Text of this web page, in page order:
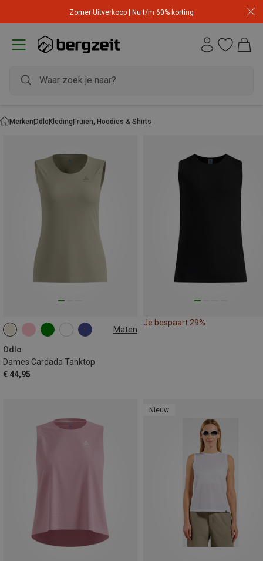
Zomer Uitverkoop | Nu t/m 60% korting
MerkenOdloKledingTruien, Hoodies & Shirts
Maten
Odlo
Dames Cardada Tanktop
€ 44,95
XS M
XXL
Je bespaart 29%
Nieuw